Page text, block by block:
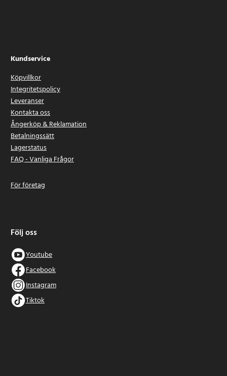
Kundservice
Köpvillkor
Integritetspolicy
Leveranser
Kontakta oss
Ångerköp & Reklamation
Betalningssätt
Lagerstatus
FAQ - Vanliga Frågor
För företag
Följ oss
Youtube
Facebook
Instagram
Tiktok